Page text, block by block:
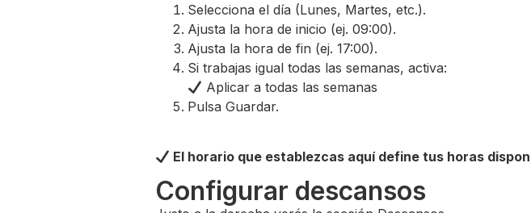
Selecciona el día (Lunes, Martes, etc.).
Ajusta la hora de inicio (ej. 09:00).
Ajusta la hora de fin (ej. 17:00).
Si trabajas igual todas las semanas, activa:
Aplicar a todas las semanas
Pulsa Guardar.
El horario que establezcas aquí define tus horas
Configurar descansos